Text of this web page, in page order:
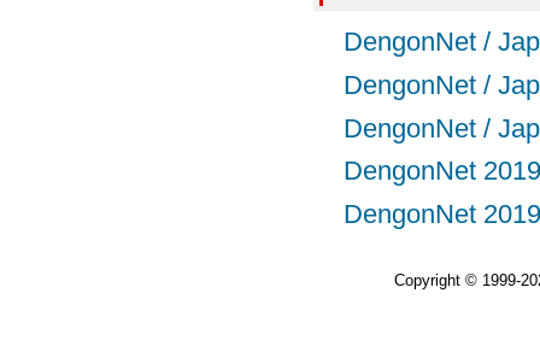
DengonNet /
DengonNet /
DengonNet /
DengonNet
DengonNet
Copyright © 1999-